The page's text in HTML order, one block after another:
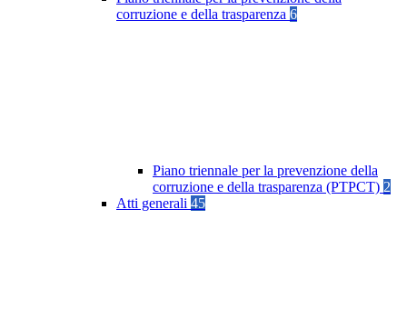
corruzione e della trasparenza 6
Piano triennale per la prevenzione della
corruzione e della trasparenza (PTPCT) 2
Atti generali 45